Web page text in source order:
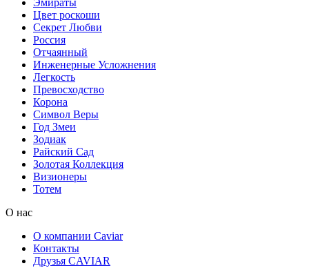
Эмираты
Цвет роскоши
Секрет Любви
Россия
Отчаянный
Инженерные Усложнения
Легкость
Превосходство
Корона
Символ Веры
Год Змеи
Зодиак
Райский Сад
Золотая Коллекция
Визионеры
Тотем
О нас
О компании Caviar
Контакты
Друзья CAVIAR